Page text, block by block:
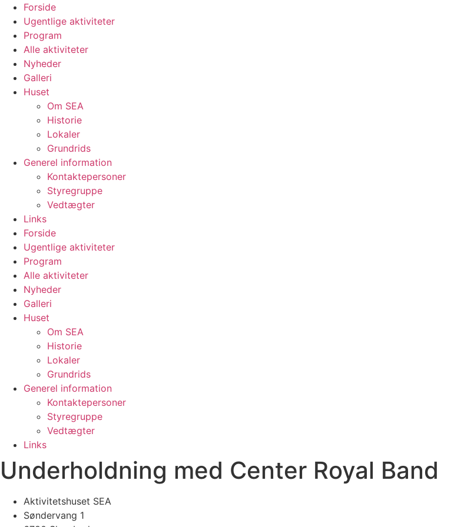
Videre
indhold
Forside
Ugentlige aktiviteter
Program
Alle aktiviteter
Nyheder
Galleri
Huset
Om SEA
Historie
Lokaler
Grundrids
Generel information
Kontaktepersoner
Styregruppe
Vedtægter
Links
Forside
Ugentlige aktiviteter
Program
Alle aktiviteter
Nyheder
Galleri
Huset
Om SEA
Historie
Lokaler
Grundrids
Generel information
Kontaktepersoner
Styregruppe
Vedtægter
Links
Underholdning med Center Royal Band
Aktivitetshuset SEA
Søndervang 1